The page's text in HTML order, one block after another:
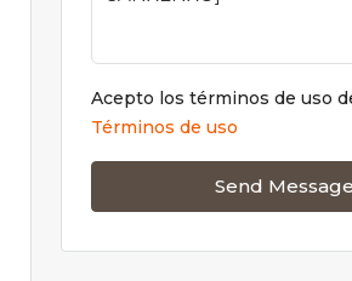
Acepto los términos de uso
Términos de uso
Send Message